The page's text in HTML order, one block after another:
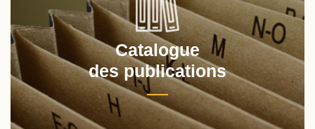
Catalogue
des publications